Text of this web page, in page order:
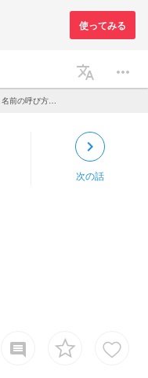
translate more_horiz
keyboard_arrow_right
次の話
insert_comment